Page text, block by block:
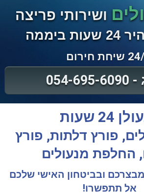
ושירותי פריצה
ביממה
חירום
24 שעות
פורץ דלתות, פורץ
החלפת מנעולים
ובביטחון האישי שלכם
אל תתפשרו!